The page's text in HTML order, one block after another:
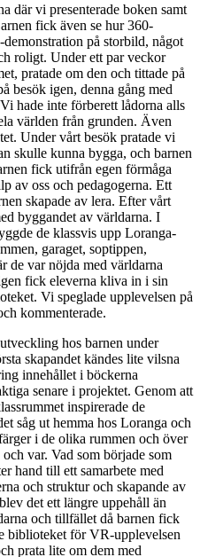
där vi presenterade boken samt
fick även se hur 360-
på storbild, något
roligt. Under ett par veckor
pratade om den och tittade på
besök igen, denna gång med
hade inte förberett lådorna alls
världen från grunden. Även
Under vårt besök pratade vi
skulle kunna bygga, och barnen
fick utifrån egen förmåga
av oss och pedagogerna. Ett
skapade av lera. Efter vårt
byggandet av världarna. I
de klassvis upp Loranga-
garaget, soptippen,
de var nöjda med världarna
fick eleverna kliva in i sin
Vi speglade upplevelsen på
kommenterade.
hos barnen under
skapandet kändes lite vilsna
innehållet i böckerna
senare i projektet. Genom att
inspirerade de
såg ut hemma hos Loranga och
i de olika rummen och över
var. Vad som började som
hand till ett samarbete med
och struktur och skapande av
det ett längre uppehåll än
och tillfället då barnen fick
biblioteket för VR-upplevelsen
prata lite om dem med